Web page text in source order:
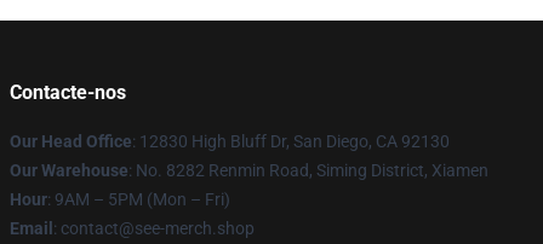
Contacte-nos
Our Head Office: 12830 High Bluff Dr, San Diego, CA 92130
Our Warehouse: No. 8282 Renmin Road, Siming District, Xiamen
Hour: 9AM – 5PM (Mon – Fri)
Email : contact@see-merch.shop